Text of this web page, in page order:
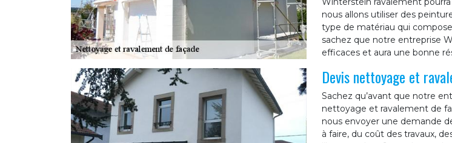
nous allons utiliser des
type de matériau qui
sachez que notre entreprise
efficaces et aura une bonne
Devis nettoyage et
Sachez qu’avant que notre
nettoyage et ravalement de
nous envoyer une demande
à faire, du coût des travaux,